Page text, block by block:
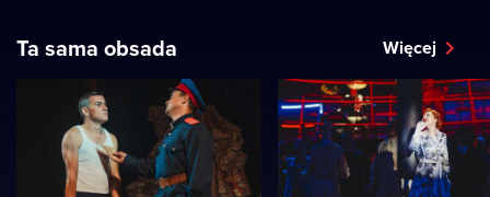
Ta sama obsada Więcej